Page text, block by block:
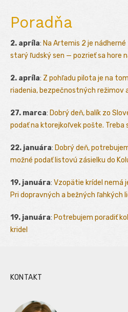
Poradňa
2. apríla: Na Artemis 2 je
starý ľudský sen — pozrieť sa hore
2. apríla: Z pohľadu pilota je na
riadenia, bezpečnostných režimov
27. marca: Dobrý deň, balík zo
podať na ktorejkoľvek pošte. Treba
22. januára: Dobrý deň,
možné podať listovú zásielku do
19. januára: Vzopätie krídel nemá
Pri dopravných a bežných ľahkých
19. januára: Potrebujem poradiť
kridel
KONTAKT